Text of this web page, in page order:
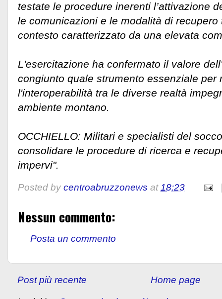
testate le procedure inerenti l’attivazione
le comunicazioni e le modalità di
contesto caratterizzato da una elevata
L'esercitazione ha confermato il valore
congiunto quale strumento essenziale per
l'interoperabilità tra le diverse realtà
ambiente montano.
OCCHIELLO: Militari e specialisti del
consolidare le procedure di ricerca e
impervi".
Posted by centroabruzzonews at18:23
Nessun commento:
Posta un commento
Post più recente Home page